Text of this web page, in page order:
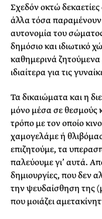
Σχεδόν οκτώ
άλλα τόσα
αυτονομία του
δημόσιο και ιδιωτικό
καθημερινά
ιδιαίτερα για τις
Τα δικαιώματα και η
μόνο μέσα σε θεσμούς
τρόπο με τον οποίο
χαμογελάμε ή
επιζητούμε, τα
παλεύουμε γι’ αυτά.
δημιουργίες, που δεν
την ψευδαίσθηση της
που μοιάζει